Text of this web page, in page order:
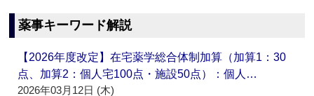
薬事キーワード解説
【2026年度改定】在宅薬学総合体制加算（加算1：30
点、加算2：個人宅100点・施設50点）：個人…
2026年03月12日 (木)